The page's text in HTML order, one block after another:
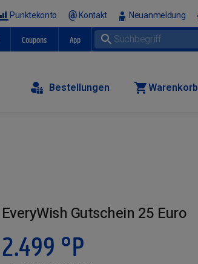
Punktekonto Kontakt Neuanmeldung
Coupons App
Bestellungen Warenkorb
EveryWish Gutschein 25 Euro
2.499 °P